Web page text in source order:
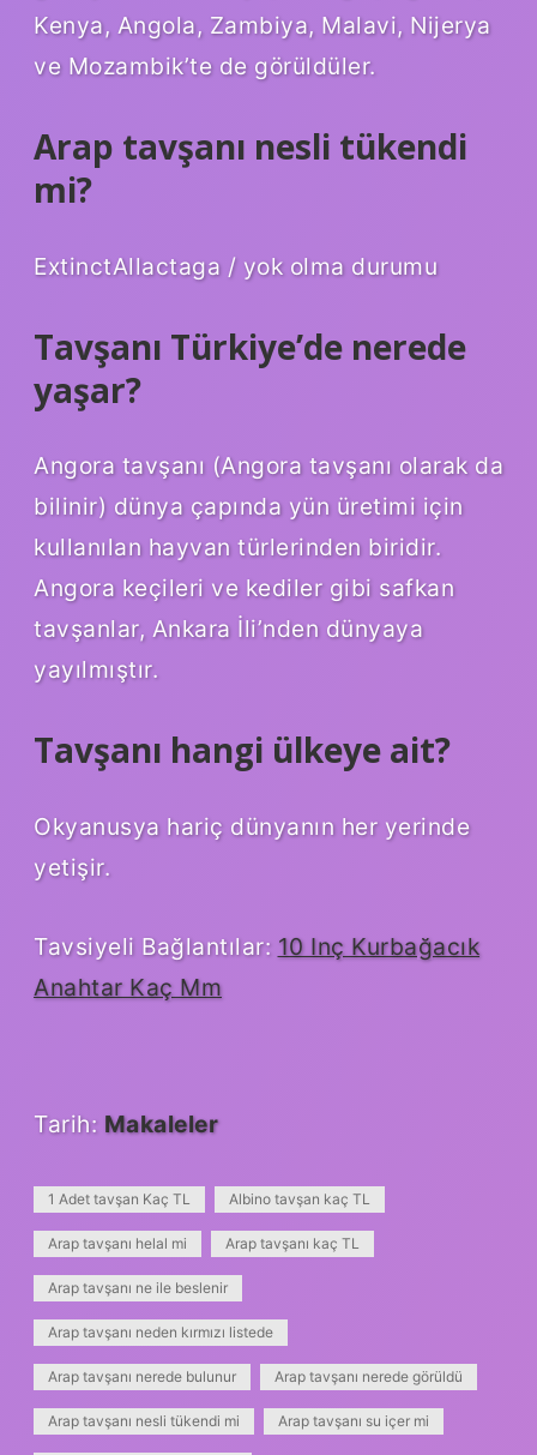
Kenya, Angola, Zambiya, Malavi, Nijerya
ve Mozambik’te de görüldüler.
Arap tavşanı nesli tükendi
mi?
ExtinctAllactaga / yok olma durumu
Tavşanı Türkiye’de nerede
yaşar?
Angora tavşanı (Angora tavşanı olarak da
bilinir) dünya çapında yün üretimi için
kullanılan hayvan türlerinden biridir.
Angora keçileri ve kediler gibi safkan
tavşanlar, Ankara İli’nden dünyaya
yayılmıştır.
Tavşanı hangi ülkeye ait?
Okyanusya hariç dünyanın her yerinde
yetişir.
Tavsiyeli Bağlantılar: 10 Inç Kurbağacık
Anahtar Kaç Mm
Tarih: Makaleler
1 Adet tavşan Kaç TL Albino tavşan kaç TL
Arap tavşanı helal mi Arap tavşanı kaç TL
Arap tavşanı ne ile beslenir
Arap tavşanı neden kırmızı listede
Arap tavşanı nerede bulunur Arap tavşanı nerede görüldü
Arap tavşanı nesli tükendi mi Arap tavşanı su içer mi